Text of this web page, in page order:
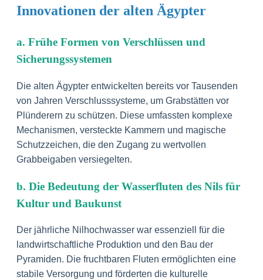
Innovationen der alten Ägypter
a. Frühe Formen von Verschlüssen und
Sicherungssystemen
Die alten Ägypter entwickelten bereits vor Tausenden
von Jahren Verschlusssysteme, um Grabstätten vor
Plünderern zu schützen. Diese umfassten komplexe
Mechanismen, versteckte Kammern und magische
Schutzzeichen, die den Zugang zu wertvollen
Grabbeigaben versiegelten.
b. Die Bedeutung der Wasserfluten des Nils für
Kultur und Baukunst
Der jährliche Nilhochwasser war essenziell für die
landwirtschaftliche Produktion und den Bau der
Pyramiden. Die fruchtbaren Fluten ermöglichten eine
stabile Versorgung und förderten die kulturelle